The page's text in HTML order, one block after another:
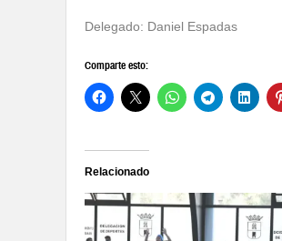
Delegado: Daniel Espadas
Comparte esto:
Relacionado